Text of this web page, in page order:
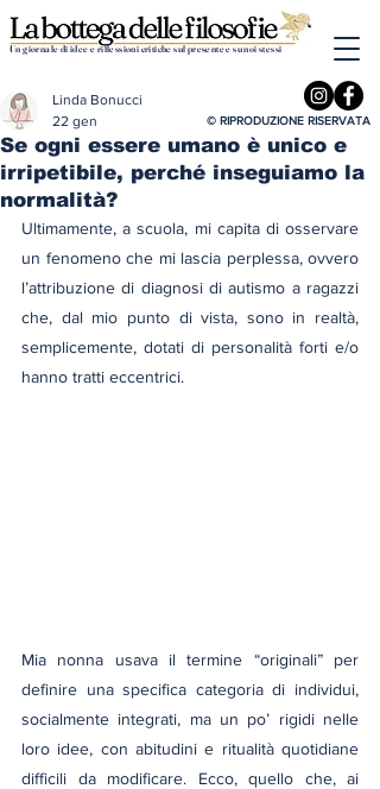
Un giornale di idee e riflessioni critiche sul presente e su noi stessi
Se ogni essere umano è unico e
irripetibile, perché inseguiamo la
normalità?
Linda Bonucci
22 gen
Ultimamente, a scuola, mi capita di osservare
un fenomeno che mi lascia perplessa, ovvero
l’attribuzione di diagnosi di autismo a ragazzi
che, dal mio punto di vista, sono in realtà,
semplicemente, dotati di personalità forti e/o
hanno tratti eccentrici.
Mia nonna usava il termine “originali” per
definire una specifica categoria di individui,
socialmente integrati, ma un po’ rigidi nelle
loro idee, con abitudini e ritualità quotidiane
difficili da modificare. Ecco, quello che, ai
© RIPRODUZIONE RISERVATA